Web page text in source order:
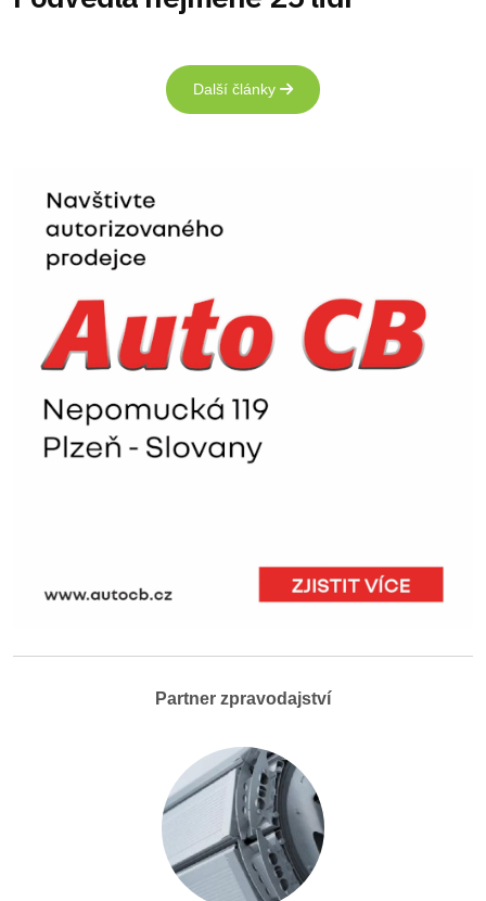
Další články
Partner zpravodajství